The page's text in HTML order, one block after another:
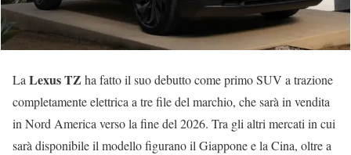
LaLexus TZ ha fatto il suo debutto come primo SUV a trazione
completamente elettrica a tre file del marchio, che sarà in vendita
in Nord America verso la fine del 2026. Tra gli altri mercati in cui
sarà disponibile il modello figurano il Giappone e la Cina, oltre a